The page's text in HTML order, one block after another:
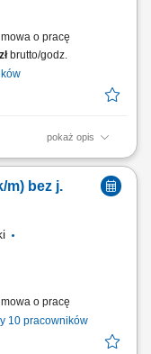
o pracę
brutto/godz.
pokaż opis
maszyn do
surowców; Proste
Utrzymanie
m) bez j.
o pracę
10 pracowników